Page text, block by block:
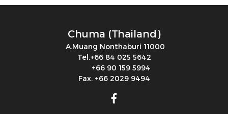
Chuma (Thailand)
A.Muang Nonthaburi 11000
Tel.+66 84 025 5642
+66 90 159 5994
Fax. +66 2029 9494